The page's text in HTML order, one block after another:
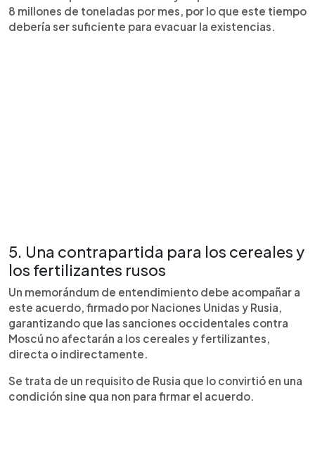
8 millones de toneladas por mes, por lo que este tiempo
debería ser suficiente para evacuar la existencias.
5. Una contrapartida para los cereales y
los fertilizantes rusos
Un memorándum de entendimiento debe acompañar a
este acuerdo, firmado por Naciones Unidas y Rusia,
garantizando que las sanciones occidentales contra
Moscú no afectarán a los cereales y fertilizantes,
directa o indirectamente.
Se trata de un requisito de Rusia que lo convirtió en una
condición sine qua non para firmar el acuerdo.